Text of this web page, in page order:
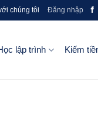
chúng tôi Đăng nhập
lập trình Kiếm